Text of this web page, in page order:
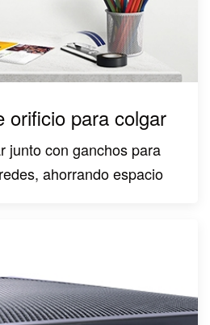
orificio para colgar
junto con ganchos para
ahorrando espacio